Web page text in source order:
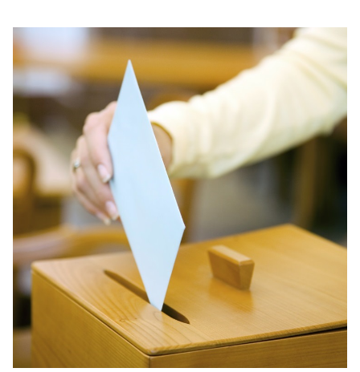
CDU Deutschland
CDU Fraktion im Brandenburger Landtag
CDU Brandenburg
CDU Potsdam